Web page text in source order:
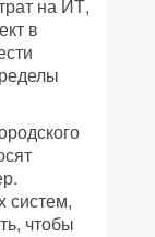
на ИТ,
в
систем,
чтобы